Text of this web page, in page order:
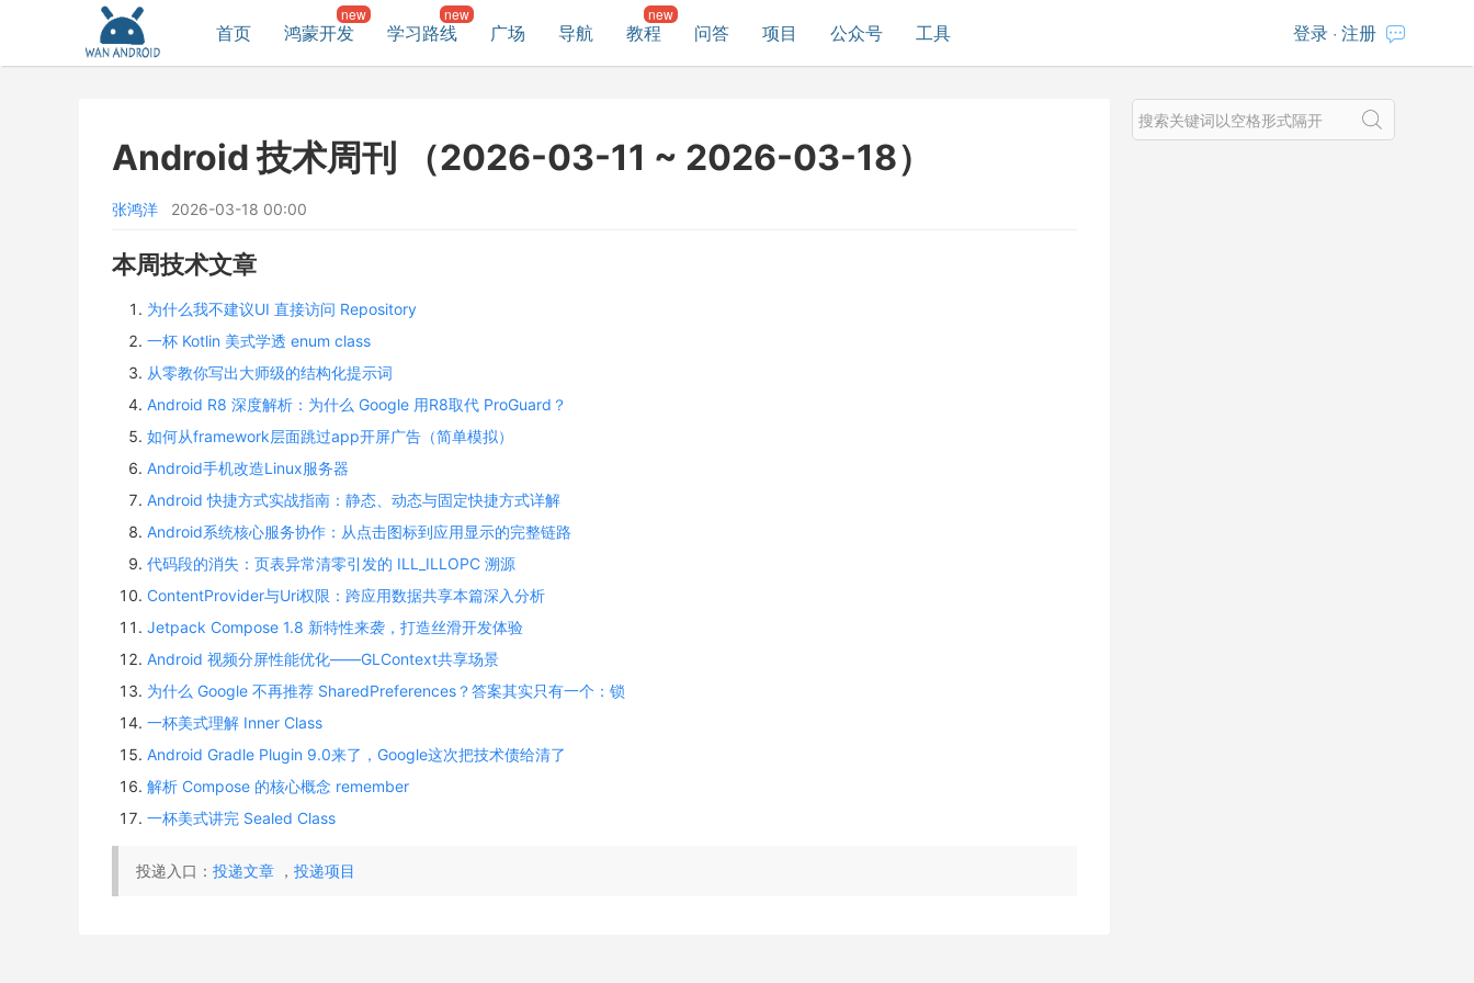
首页 鸿蒙开发 学习路线 广场 导航 教程 问答 项目 公众号 工具 登录 · 注册
Android 技术周刊 （2026-03-11 ~ 2026-03-18）
张鸿洋 2026-03-18 00:00
本周技术文章
为什么我不建议UI 直接访问 Repository
一杯 Kotlin 美式学透 enum class
从零教你写出大师级的结构化提示词
Android R8 深度解析：为什么 Google 用R8取代 ProGuard？
如何从framework层面跳过app开屏广告（简单模拟）
Android手机改造Linux服务器
Android 快捷方式实战指南：静态、动态与固定快捷方式详解
Android系统核心服务协作：从点击图标到应用显示的完整链路
代码段的消失：页表异常清零引发的 ILL_ILLOPC 溯源
ContentProvider与Uri权限：跨应用数据共享本篇深入分析
Jetpack Compose 1.8 新特性来袭，打造丝滑开发体验
Android 视频分屏性能优化——GLContext共享场景
为什么 Google 不再推荐 SharedPreferences？答案其实只有一个：锁
一杯美式理解 Inner Class
Android Gradle Plugin 9.0来了，Google这次把技术债给清了
解析 Compose 的核心概念 remember
一杯美式讲完 Sealed Class
投递入口： 投递文章 ， 投递项目